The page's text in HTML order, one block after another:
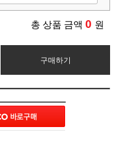
총 상품 금액 0 원
구매하기